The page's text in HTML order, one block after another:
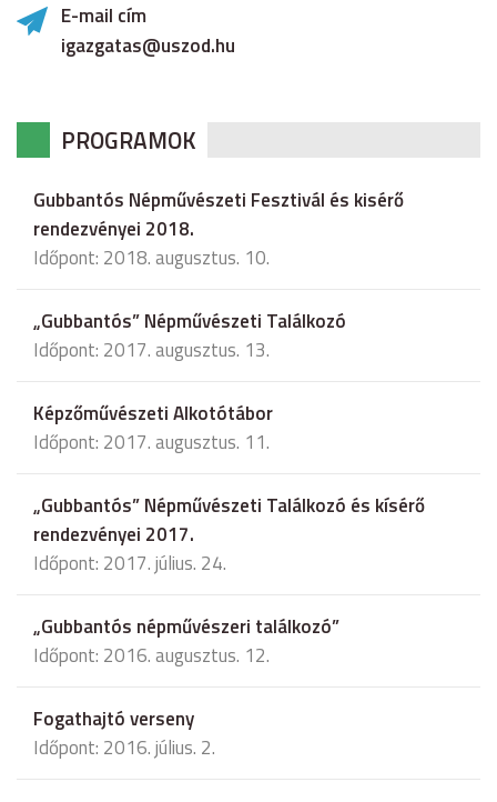
E-mail cím
igazgatas@uszod.hu
PROGRAMOK
Gubbantós Népművészeti Fesztivál és kisérő
rendezvényei 2018.
Időpont: 2018. augusztus. 10.
„Gubbantós” Népművészeti Találkozó
Időpont: 2017. augusztus. 13.
Képzőművészeti Alkotótábor
Időpont: 2017. augusztus. 11.
„Gubbantós” Népművészeti Találkozó és kísérő
rendezvényei 2017.
Időpont: 2017. július. 24.
„Gubbantós népművészeri találkozó”
Időpont: 2016. augusztus. 12.
Fogathajtó verseny
Időpont: 2016. július. 2.